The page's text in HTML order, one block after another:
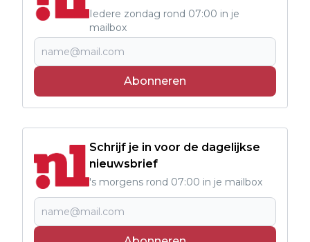
Iedere zondag rond 07:00 in je
mailbox
Abonneren
Schrijf je in voor de dagelijkse
nieuwsbrief
's morgens rond 07:00 in je mailbox